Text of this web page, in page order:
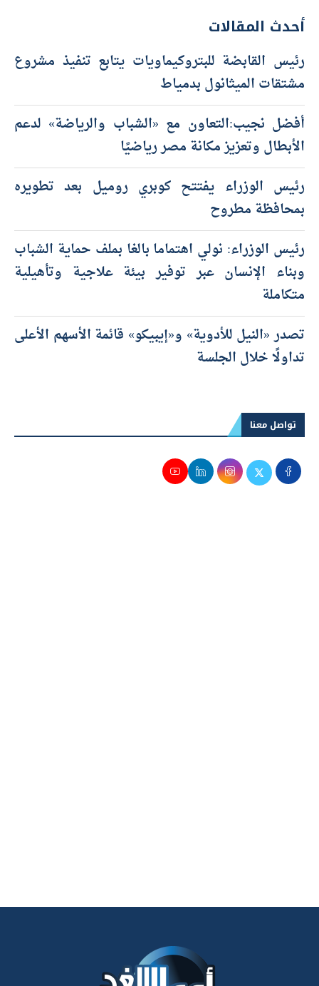
أحدث المقالات
رئيس القابضة للبتروكيماويات يتابع تنفيذ مشروع
مشتقات الميثانول بدمياط
أفضل نجيب:التعاون مع «الشباب والرياضة» لدعم
الأبطال وتعزيز مكانة مصر رياضيًا
رئيس الوزراء يفتتح كوبري روميل بعد تطويره
بمحافظة مطروح
رئيس الوزراء: نولي اهتماما بالغا بملف حماية الشباب
وبناء الإنسان عبر توفير بيئة علاجية وتأهيلية
متكاملة
تصدر «النيل للأدوية» و«إيبيكو» قائمة الأسهم الأعلى
تواصل معنا